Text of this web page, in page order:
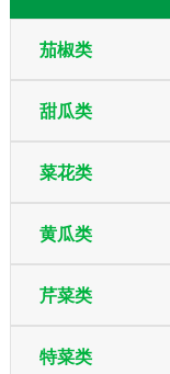
茄椒类
甜瓜类
菜花类
黄瓜类
芹菜类
特菜类